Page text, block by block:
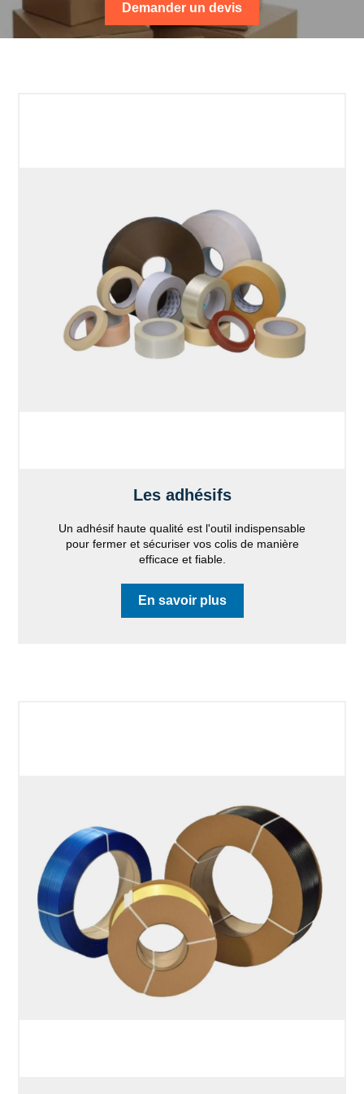
Demander un devis
Les adhésifs
Un adhésif haute qualité est l'outil indispensable
pour fermer et sécuriser vos colis de manière
efficace et fiable.
En savoir plus